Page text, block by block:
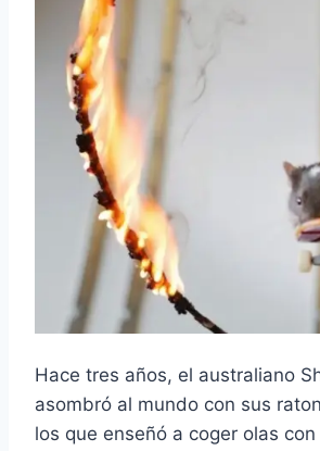
Hace tres años, el australiano
asombró al mundo con sus
los que enseñó a coger olas